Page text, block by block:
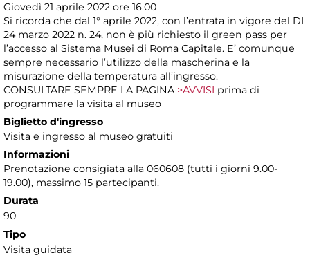
Giovedì 21 aprile 2022 ore 16.00
Si ricorda che dal 1° aprile 2022, con l’entrata in vigore del DL
24 marzo 2022 n. 24, non è più richiesto il green pass per
l’accesso al Sistema Musei di Roma Capitale. E’ comunque
sempre necessario l’utilizzo della mascherina e la
misurazione della temperatura all’ingresso.
CONSULTARE SEMPRE LA PAGINA >AVVISI prima di
programmare la visita al museo
Biglietto d'ingresso
Visita e ingresso al museo gratuiti
Informazioni
Prenotazione consigiata alla 060608 (tutti i giorni 9.00-
19.00), massimo 15 partecipanti.
Durata
90'
Tipo
Visita guidata